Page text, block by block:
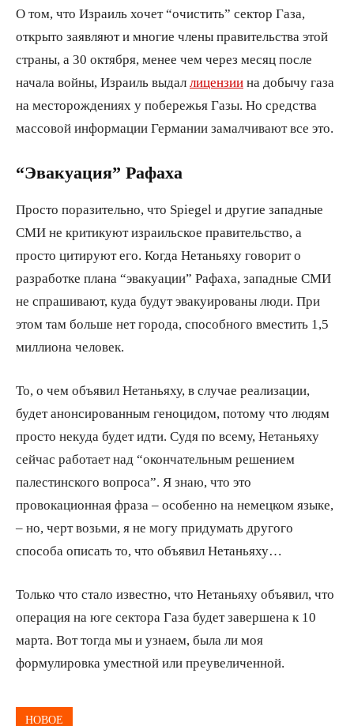
О том, что Израиль хочет “очистить” сектор Газа,
открыто заявляют и многие члены правительства этой
страны, а 30 октября, менее чем через месяц после
начала войны, Израиль выдал лицензии на добычу газа
на месторождениях у побережья Газы. Но средства
массовой информации Германии замалчивают все это.
“Эвакуация” Рафаха
Просто поразительно, что Spiegel и другие западные
СМИ не критикуют израильское правительство, а
просто цитируют его. Когда Нетаньяху говорит о
разработке плана “эвакуации” Рафаха, западные СМИ
не спрашивают, куда будут эвакуированы люди. При
этом там больше нет города, способного вместить 1,5
миллиона человек.
То, о чем объявил Нетаньяху, в случае реализации,
будет анонсированным геноцидом, потому что людям
просто некуда будет идти. Судя по всему, Нетаньяху
сейчас работает над “окончательным решением
палестинского вопроса”. Я знаю, что это
провокационная фраза – особенно на немецком языке,
– но, черт возьми, я не могу придумать другого
способа описать то, что объявил Нетаньяху…
Только что стало известно, что Нетаньяху объявил, что
операция на юге сектора Газа будет завершена к 10
марта. Вот тогда мы и узнаем, была ли моя
формулировка уместной или преувеличенной.
НОВОЕ